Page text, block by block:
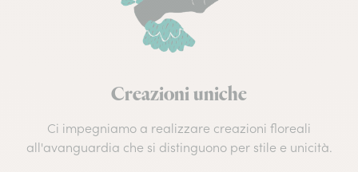
Creazioni uniche
Ci impegniamo a realizzare creazioni floreali
all'avanguardia che si distinguono per stile e unicità.